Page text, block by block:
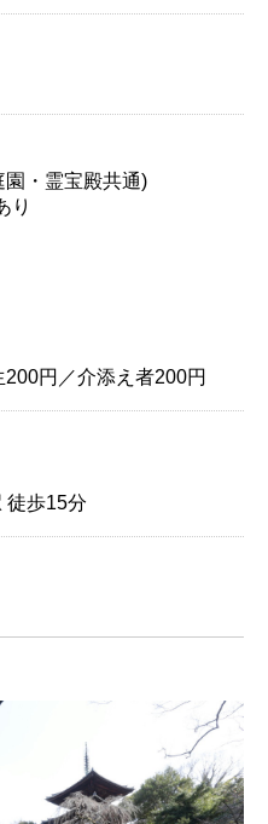
・霊宝殿共通)
り
円／介添え者200円
歩15分